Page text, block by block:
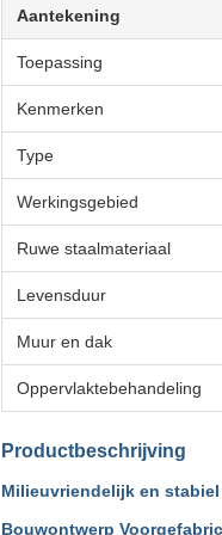
Aantekening
Toepassing
Kenmerken
Type
Werkingsgebied
Ruwe staalmateriaal
Levensduur
Muur en dak
Oppervlaktebehandeling
Productbeschrijving
Milieuvriendelijk en
Bouwontwerp